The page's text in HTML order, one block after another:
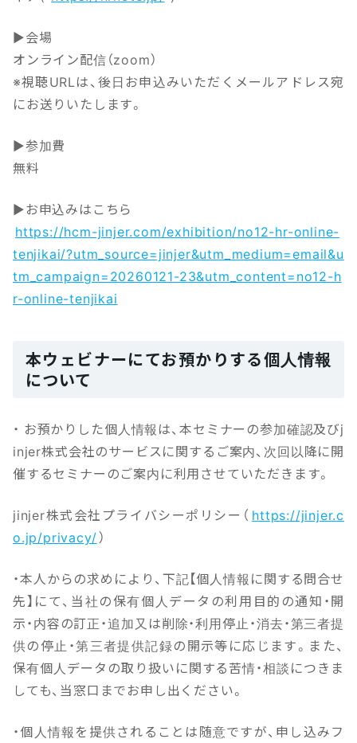
▶会場
オンライン配信（zoom）
※視聴URLは、後日お申込みいただくメールアドレス宛
にお送りいたします。
▶参加費
無料
▶お申込みはこちら
https://hcm-jinjer.com/exhibition/no12-hr-online-
tenjikai/?utm_source=jinjer&utm_medium=email&u
tm_campaign=20260121-23&utm_content=no12-h
r-online-tenjikai
本ウェビナーにてお預かりする個人情報
について
・ お預かりした個人情報は、本セミナーの参加確認及びj
injer株式会社のサービスに関するご案内、次回以降に開
催するセミナーのご案内に利用させていただきます。
jinjer株式会社プライバシーポリシー（ https://jinjer.c
o.jp/privacy/）
・本人からの求めにより、下記【個人情報に関する問合せ
先】にて、当社の保有個人データの利用目的の通知・開
示・内容の訂正・追加又は削除・利用停止・消去・第三者提
供の停止・第三者提供記録の開示等に応じます。また、
保有個人データの取り扱いに関する苦情・相談につきま
しても、当窓口までお申し出ください。
・個人情報を提供されることは随意ですが、申し込みフ